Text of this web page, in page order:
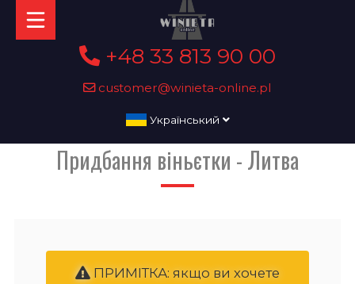
+48 33 813 90 00
customer@winieta-online.pl
Український
Придбання віньєтки - Литва
ПРИМІТКА: якщо ви хочете